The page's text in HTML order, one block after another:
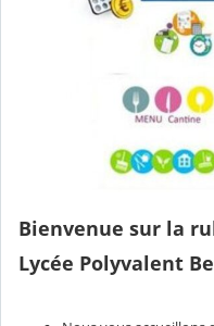
Bienvenue sur la
Lycée Polyvalent